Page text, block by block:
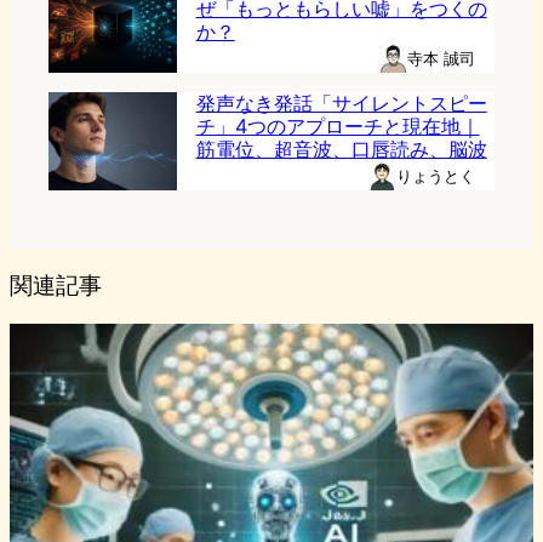
ぜ「もっともらしい嘘」をつくの
か？
寺本 誠司
発声なき発話「サイレントスピー
チ」4つのアプローチと現在地｜
筋電位、超音波、口唇読み、脳波
りょうとく
関連記事